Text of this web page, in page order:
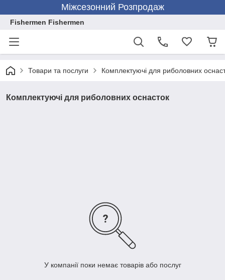
Міжсезонний Розпродаж
Fishermen Fishermen
Товари та послуги Комплектуючі для риболовних
Комплектуючі для риболовних оснасток
У компанії поки немає товарів або послуг